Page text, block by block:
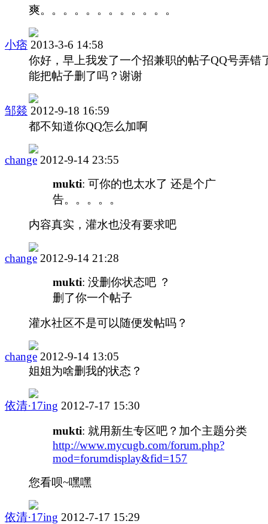
爽。。。。。。。。。。。。
小痞 2013-3-6 14:58
你好，早上我发了一个招兼职的帖子QQ号弄错
能把帖子删了吗？谢谢
邹燚 2012-9-18 16:59
都不知道你QQ怎么加啊
change 2012-9-14 23:55
mukti: 可你的也太水了 还是个广
告。。。。。
内容真实，灌水也没有要求吧
change 2012-9-14 21:28
mukti: 没删你状态吧 ？
删了你一个帖子
灌水社区不是可以随便发帖吗？
change 2012-9-14 13:05
姐姐为啥删我的状态？
依清·17ing 2012-7-17 15:30
mukti: 就用新生专区吧？加个主题分类
http://www.mycugb.com/forum.php?
mod=forumdisplay&fid=157
您看呗~嘿嘿
依清·17ing 2012-7-17 15:29